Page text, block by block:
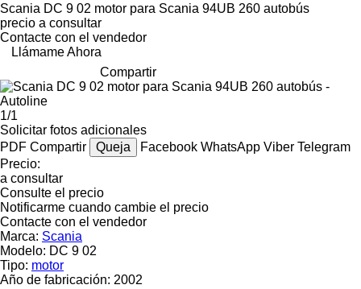
Scania DC 9 02 motor para Scania 94UB 260 autobús
precio a consultar
Contacte con el vendedor
Llámame Ahora
Compartir
1/1
Solicitar fotos adicionales
PDF Compartir Queja Facebook WhatsApp Viber Telegram
Precio:
a consultar
Consulte el precio
Notificarme cuando cambie el precio
Contacte con el vendedor
Marca: Scania
Modelo: DC 9 02
Tipo: motor
Año de fabricación: 2002